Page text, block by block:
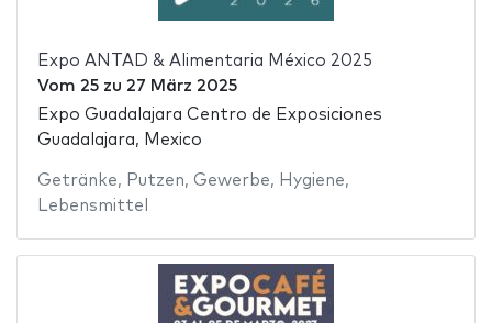
Expo ANTAD & Alimentaria México 2025
Vom 25zu 27 März 2025
Expo Guadalajara Centro de Exposiciones
Guadalajara, Mexico
Getränke, Putzen, Gewerbe, Hygiene,
Lebensmittel